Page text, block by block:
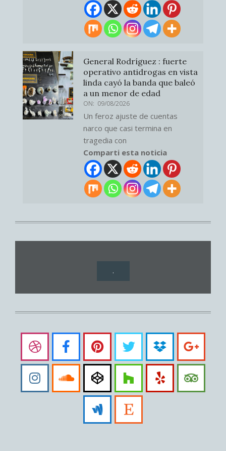
General Rodríguez : fuerte
operativo antidrogas en vista
linda cayó la banda que baleó
a un menor de edad
ON: 09/08/2026
Un feroz ajuste de cuentas
narco que casi termina en
tragedia con
Comparti esta noticia
.